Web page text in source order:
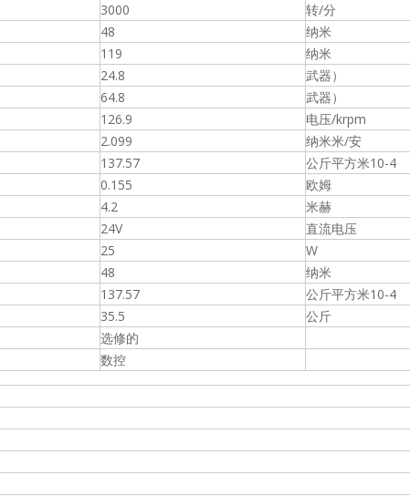
3000
转/分
48
纳米
119
纳米
24.8
武器）
64.8
武器）
126.9
电压/krpm
2.099
纳米米/安
137.57
公斤平方米10-4
0.155
欧姆
4.2
米赫
24V
直流电压
25
W
48
纳米
137.57
公斤平方米10-4
35.5
公斤
选修的
数控